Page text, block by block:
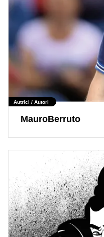
Autrici / Autori
MauroBerruto